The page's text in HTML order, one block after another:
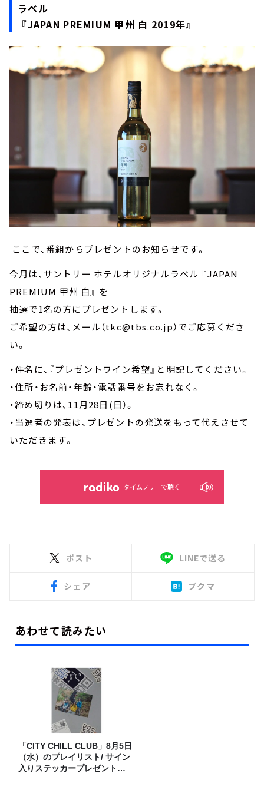
ラベル
『JAPAN PREMIUM 甲州 白 2019年』
ここで、番組からプレゼントのお知らせです。
今月は、サントリー ホテルオリジナルラベル 『JAPAN
PREMIUM 甲州 白』 を
抽選で1名の方にプレゼントします。
ご希望の方は、メール（tkc@tbs.co.jp）でご応募くださ
い。
・件名に、『プレゼントワイン希望』と明記してください。
・住所・お名前・年齢・電話番号をお忘れなく。
・締め切りは、11月28日(日）。
・当選者の発表は、プレゼントの発送をもって代えさせて
いただきます。
タイムフリーで聴く
ポスト LINEで送る
シェア ブクマ
あわせて読みたい
「CITY CHILL CLUB」8月5日
（水）のプレイリスト/ サイン
入りステッカープレゼント有
り